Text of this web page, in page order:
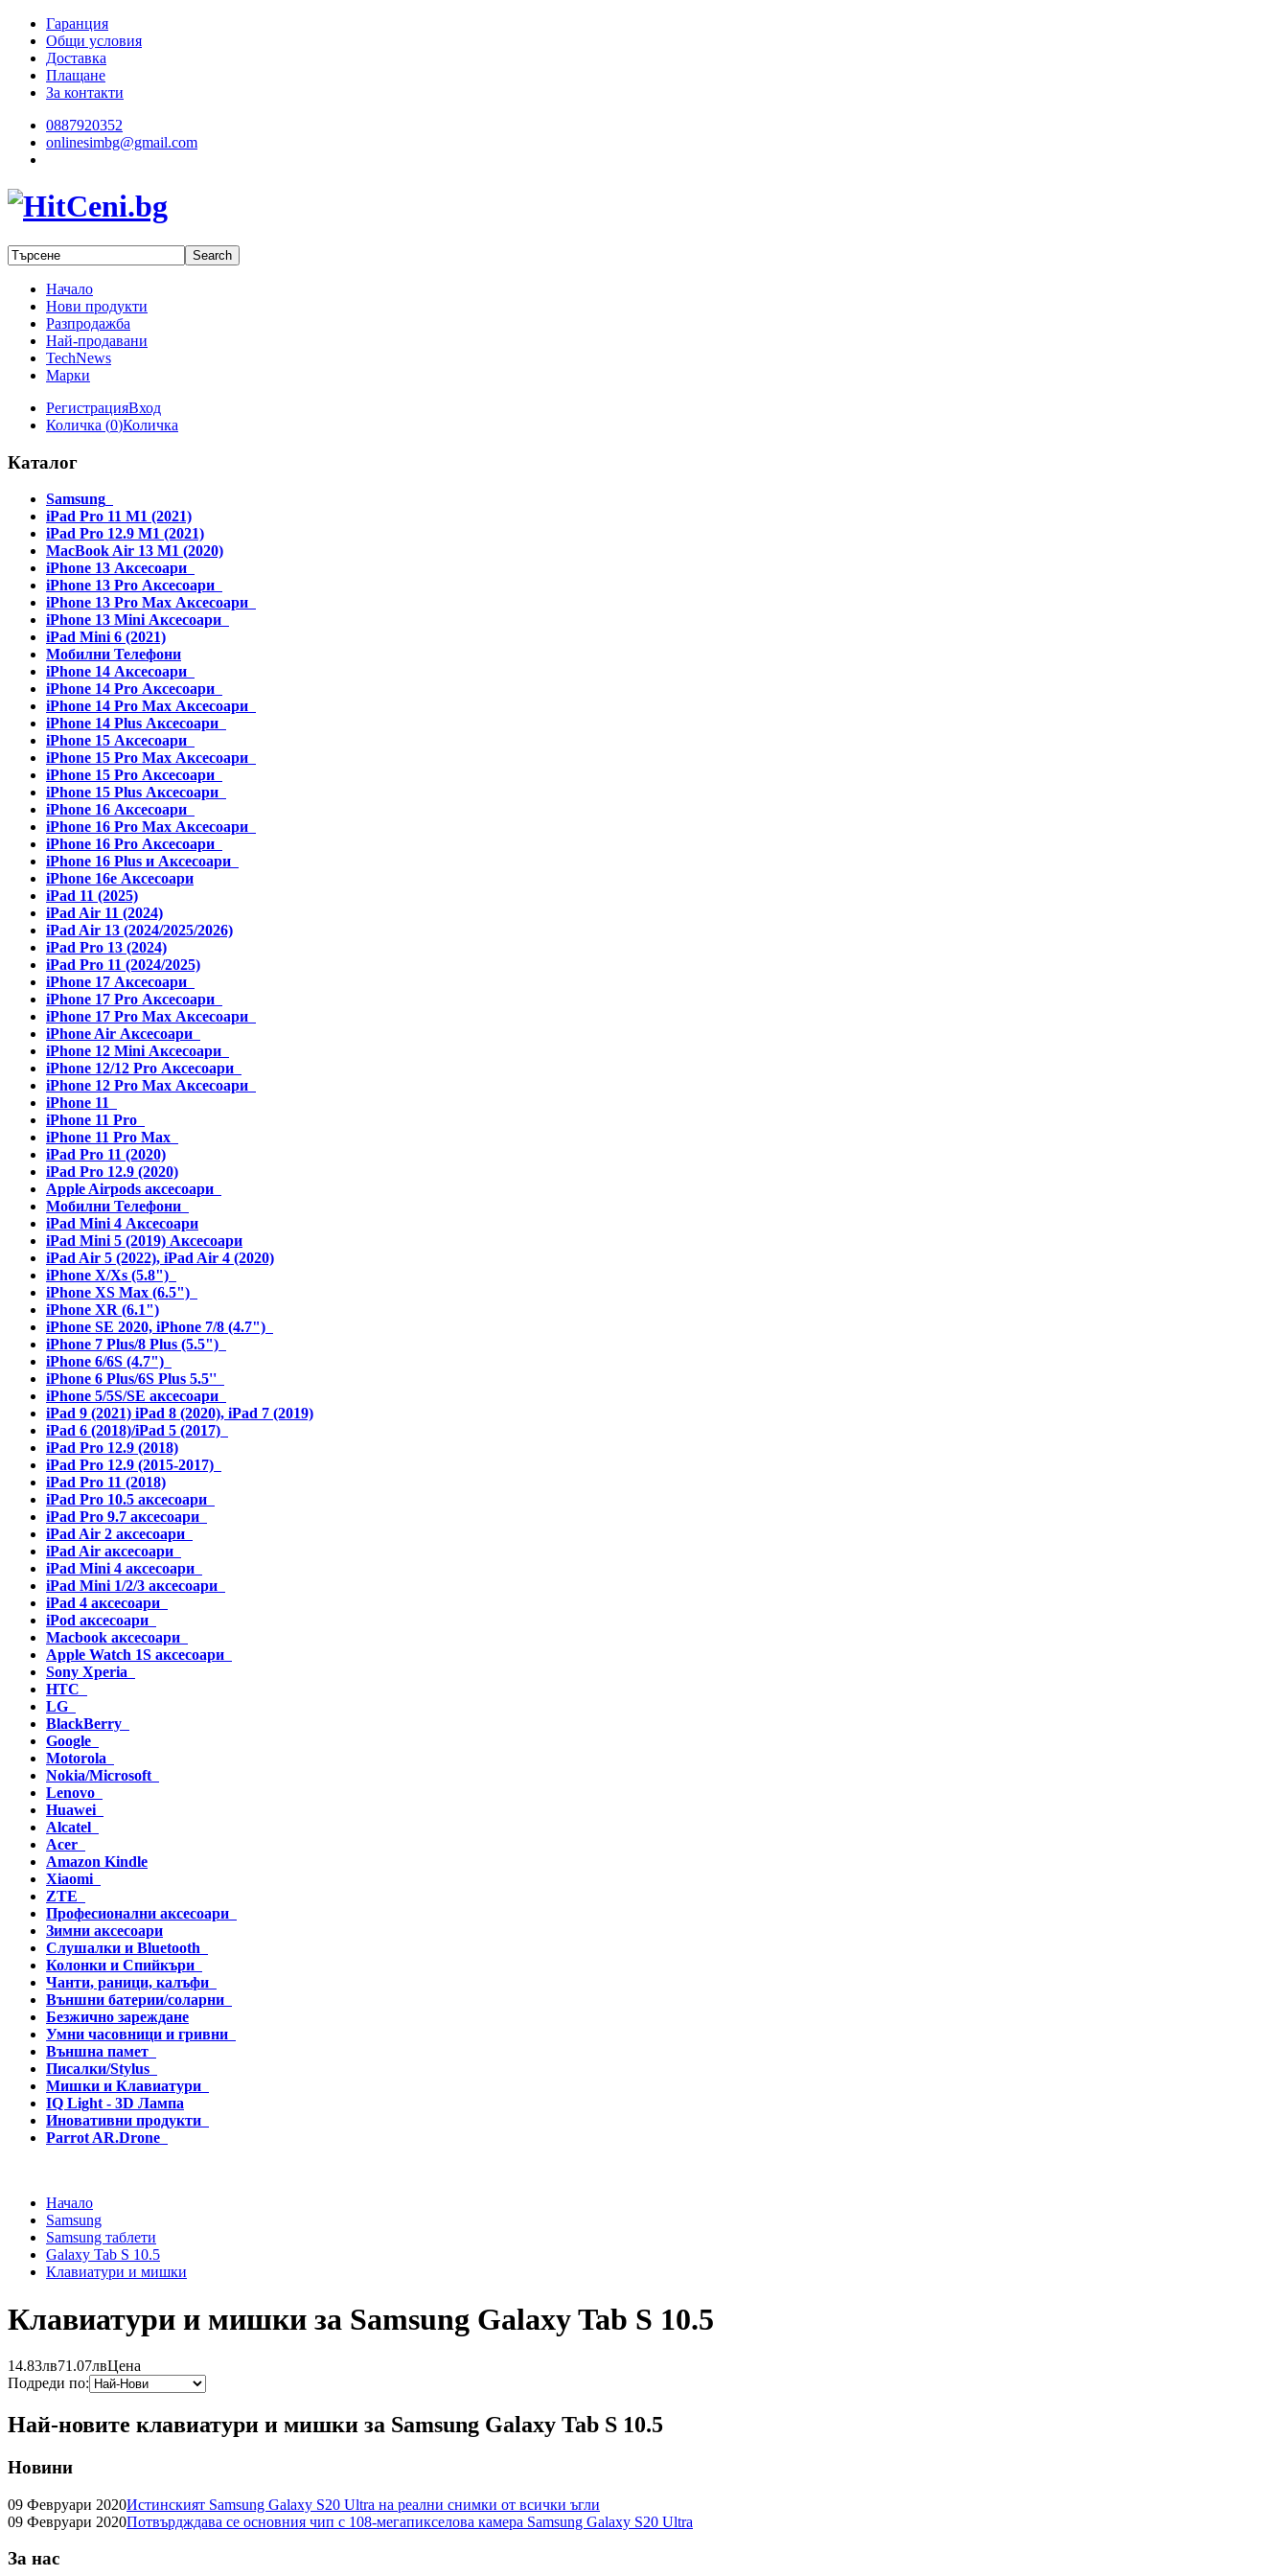
Гаранция
Общи условия
Доставка
Плащане
За контакти
0887920352
onlinesimbg@gmail.com
Начало
Нови продукти
Разпродажба
Най-продавани
TechNews
Марки
РегистрацияВход
Количка (0)Количка
Каталог
Samsung
iPad Pro 11 M1 (2021)
iPad Pro 12.9 M1 (2021)
MacBook Air 13 M1 (2020)
iPhone 13 Аксесоари
iPhone 13 Pro Аксесоари
iPhone 13 Pro Max Аксесоари
iPhone 13 Mini Аксесоари
iPad Mini 6 (2021)
Мобилни Телефони
iPhone 14 Аксесоари
iPhone 14 Pro Аксесоари
iPhone 14 Pro Max Аксесоари
iPhone 14 Plus Аксесоари
iPhone 15 Аксесоари
iPhone 15 Pro Max Аксесоари
iPhone 15 Pro Аксесоари
iPhone 15 Plus Аксесоари
iPhone 16 Аксесоари
iPhone 16 Pro Max Аксесоари
iPhone 16 Pro Аксесоари
iPhone 16 Plus и Аксесоари
iPhone 16e Аксесоари
iPad 11 (2025)
iPad Air 11 (2024)
iPad Air 13 (2024/2025/2026)
iPad Pro 13 (2024)
iPad Pro 11 (2024/2025)
iPhone 17 Аксесоари
iPhone 17 Pro Аксесоари
iPhone 17 Pro Max Аксесоари
iPhone Air Аксесоари
iPhone 12 Mini Аксесоари
iPhone 12/12 Pro Аксесоари
iPhone 12 Pro Max Аксесоари
iPhone 11
iPhone 11 Pro
iPhone 11 Pro Max
iPad Pro 11 (2020)
iPad Pro 12.9 (2020)
Apple Airpods аксесоари
Мобилни Телефони
iPad Mini 4 Аксесоари
iPad Mini 5 (2019) Аксесоари
iPad Air 5 (2022), iPad Air 4 (2020)
iPhone X/Xs (5.8")
iPhone XS Max (6.5")
iPhone XR (6.1")
iPhone SE 2020, iPhone 7/8 (4.7")
iPhone 7 Plus/8 Plus (5.5")
iPhone 6/6S (4.7")
iPhone 6 Plus/6S Plus 5.5''
iPhone 5/5S/SE аксесоари
iPad 9 (2021) iPad 8 (2020), iPad 7 (2019)
iPad 6 (2018)/iPad 5 (2017)
iPad Pro 12.9 (2018)
iPad Pro 12.9 (2015-2017)
iPad Pro 11 (2018)
iPad Pro 10.5 аксесоари
iPad Pro 9.7 аксесоари
iPad Air 2 аксесоари
iPad Air аксесоари
iPad Mini 4 аксесоари
iPad Mini 1/2/3 аксесоари
iPad 4 аксесоари
iPod аксесоари
Macbook аксесоари
Apple Watch 1S аксесоари
Sony Xperia
HTC
LG
BlackBerry
Google
Motorola
Nokia/Microsoft
Lenovo
Huawei
Alcatel
Acer
Amazon Kindle
Xiaomi
ZTE
Професионални аксесоари
Зимни аксесоари
Слушалки и Bluetooth
Колонки и Спийкъри
Чанти, раници, калъфи
Външни батерии/соларни
Безжично зареждане
Умни часовници и гривни
Външна памет
Писалки/Stylus
Мишки и Клавиатури
IQ Light - 3D Лампа
Иновативни продукти
Parrot AR.Drone
Начало
Samsung
Samsung таблети
Galaxy Tab S 10.5
Клавиатури и мишки
Клавиатури и мишки за Samsung Galaxy Tab S 10.5
14.83лв71.07лвЦена
Подреди по:
Най-новите клавиатури и мишки за Samsung Galaxy Tab S 10.5
Новини
09 Февруари 2020Истинският Samsung Galaxy S20 Ultra на реални снимки от всички ъгли
09 Февруари 2020Потвърдждава се основния чип с 108-мегапикселова камера Samsung Galaxy S20 Ultra
За нас